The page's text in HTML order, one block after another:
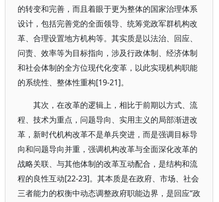
的转变和完善，而且着眼于更为整体的国家治理体系
设计，包括完善党的全面领导、统筹党政军群机构改
革、合理设置地方机构等。其实质是以法治、回应、
问责、效率等为目标指向，涉及行政体制、经济体制
和社会体制的全方位现代化变革，以此实现机构职能
的系统性、整体性重构[19-21]。
其次，在改革的逻辑上，相比于前期以方式、流
程、技术为重点，问题导向、实用主义的局部渐进改
革，新时代机构改革不是单兵突进，而是强调目标导
向和问题导向并重，强调机构改革与全面深化改革的
战略关联、与其他体制的改革互动配合，是结构和流
程的良性互动[22-23]。其本质是在政府、市场、社会
三者能力的权衡中动态调整政府职能边界，是回应“政